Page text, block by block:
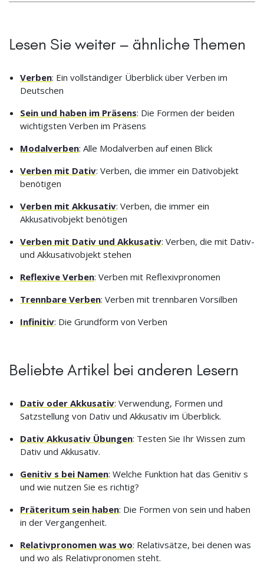
Lesen Sie weiter – ähnliche Themen
Verben: Ein vollständiger Überblick über Verben im
Deutschen
Sein und haben im Präsens: Die Formen der beiden
wichtigsten Verben im Präsens
Modalverben: Alle Modalverben auf einen Blick
Verben mit Dativ: Verben, die immer ein Dativobjekt
benötigen
Verben mit Akkusativ: Verben, die immer ein
Akkusativobjekt benötigen
Verben mit Dativ und Akkusativ: Verben, die mit Dativ-
und Akkusativobjekt stehen
Reflexive Verben: Verben mit Reflexivpronomen
Trennbare Verben: Verben mit trennbaren Vorsilben
Infinitiv: Die Grundform von Verben
Beliebte Artikel bei anderen Lesern
Dativ oder Akkusativ: Verwendung, Formen und
Satzstellung von Dativ und Akkusativ im Überblick.
Dativ Akkusativ Übungen: Testen Sie Ihr Wissen zum
Dativ und Akkusativ.
Genitiv s bei Namen: Welche Funktion hat das Genitiv s
und wie nutzen Sie es richtig?
Präteritum sein haben: Die Formen von sein und haben
in der Vergangenheit.
Relativpronomen was wo: Relativsätze, bei denen was
und wo als Relativpronomen steht.